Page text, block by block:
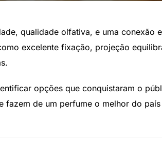
qualidade olfativa, e uma conexão
excelente fixação, projeção
opções que conquistaram o
fazem de um perfume o melhor do